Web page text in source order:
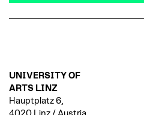
UNIVERSITY OF
ARTS LINZ
Hauptplatz 6,